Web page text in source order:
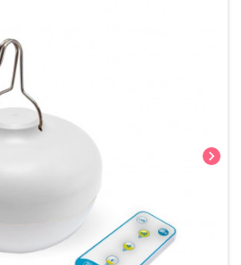
chevron_right